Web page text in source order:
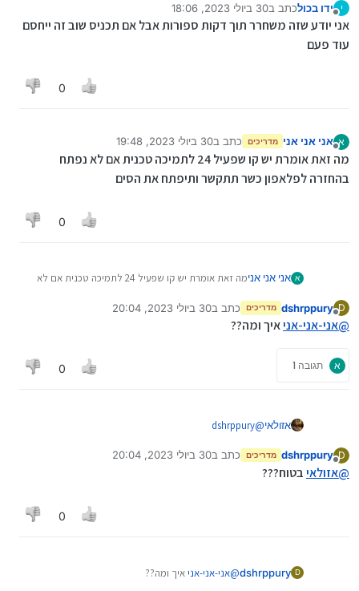
י ידו בכולכתב ב30 ביולי 2023, 18:06
נערך לאחרונה על ידי
אני יודע שזה משחרר תוך דקות ספורות אבל אם תכניס שוב זה ייחסם
עוד פעם
0
א אני אני אני מדריכים כתב ב30 ביולי 2023, 19:48
נערך לאחרונה על ידי
מה זאת אומרת יש קו שפעיל 24 לתמיכה טכנית אם לא נפתח
בהחזרה לפלאפון כשר תתקשר ותיפתח את הסים
0
א אני אני אני
מה זאת אומרת יש קו שפעיל 24 לתמיכה טכנית אם לא
D
מנותק
dshrppury מדריכים כתב ב30 ביולי 2023, 20:04
נערך לאחרונה על ידי
@אני-אני-אניאיך ומה??
א תגובה 1 0
אזולאי@
dshrppury
זה משתחרר, לא יודע להגיד תוך כמה זמן.
ואם אתה רוצה עוד יותר, רוץ לרמי לוי ויחליפו לך בעשרים
D
מנותק
dshrppury מדריכים כתב ב30 ביולי 2023, 20:04
נערך לאחרונה על ידי
@אזולאיבטוח???
0
D
dshrppury
@אני-אני-אניאיך ומה??